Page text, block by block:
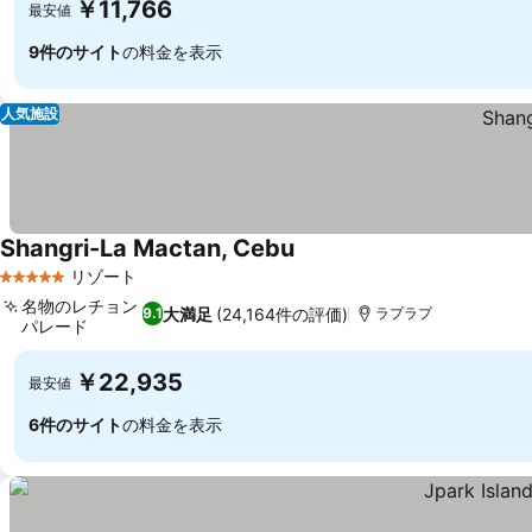
最安値 ￥11,766
9件のサイトの料金を表示
人気施設
5 ホテルのランクリゾート
Shangri-La Mactan, Cebu料金を表示
9.1大満足 (24,164件の評価)
名物のレチョン
パレード
ラプラプ
最安値 ￥22,935
6件のサイトの料金を表示